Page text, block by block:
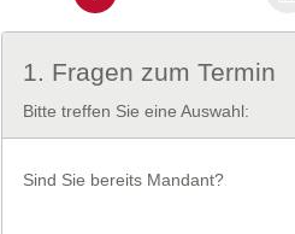
1. Fragen zum Termin
Bitte treffen Sie eine Auswahl:
Sind Sie bereits Mandant?